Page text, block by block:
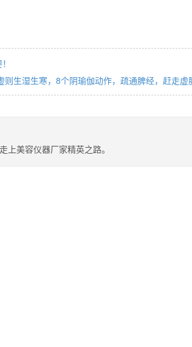
则生湿生寒，8个阴瑜伽动作，疏通脾经，赶走虚
美容仪器厂家精英之路。